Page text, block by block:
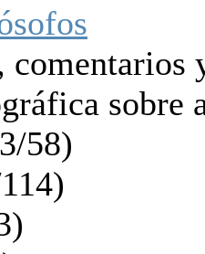
comentarios
sobre
58)